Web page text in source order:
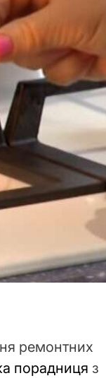
ремонтних
порадниця з